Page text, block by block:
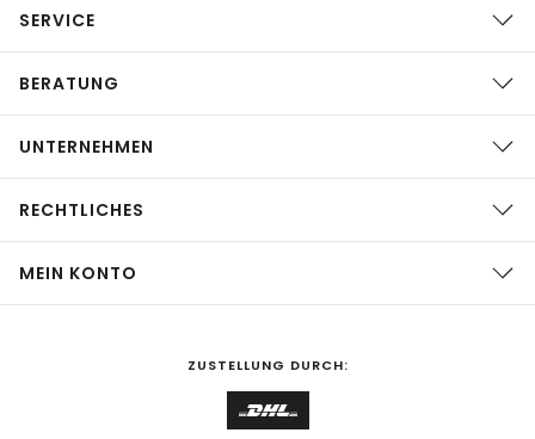
SERVICE
BERATUNG
UNTERNEHMEN
RECHTLICHES
MEIN KONTO
ZUSTELLUNG DURCH: